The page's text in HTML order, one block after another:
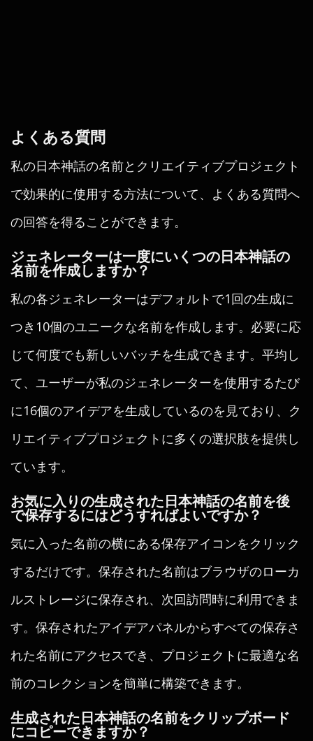
よくある質問
私の日本神話の名前とクリエイティブプロジェクト
で効果的に使用する方法について、よくある質問へ
の回答を得ることができます。
ジェネレーターは一度にいくつの日本神話の
名前を作成しますか？
私の各ジェネレーターはデフォルトで1回の生成に
つき10個のユニークな名前を作成します。必要に応
じて何度でも新しいバッチを生成できます。平均し
て、ユーザーが私のジェネレーターを使用するたび
に16個のアイデアを生成しているのを見ており、ク
リエイティブプロジェクトに多くの選択肢を提供し
ています。
お気に入りの生成された日本神話の名前を後
で保存するにはどうすればよいですか？
気に入った名前の横にある保存アイコンをクリック
するだけです。保存された名前はブラウザのローカ
ルストレージに保存され、次回訪問時に利用できま
す。保存されたアイデアパネルからすべての保存さ
れた名前にアクセスでき、プロジェクトに最適な名
前のコレクションを簡単に構築できます。
生成された日本神話の名前をクリップボード
にコピーできますか？